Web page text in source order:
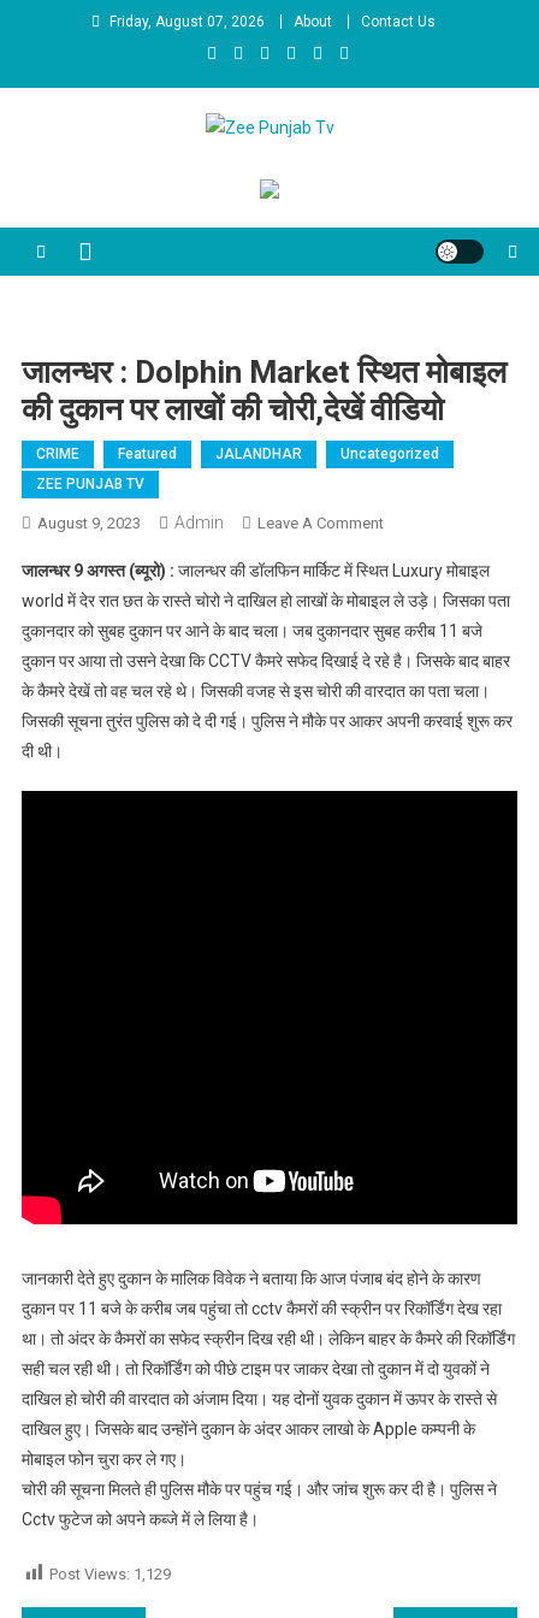
Skip to contentFriday, August 07, 2026 About Contact Us
Zee Punjab Tv
जालन्धर : Dolphin Market स्थित मोबाइल
की दुकान पर लाखों की चोरी,देखें वीडियो
CRIME Featured JALANDHAR
Uncategorized
ZEE PUNJAB TV
August 9, 2023 Admin Leave A CommentOn जालन्धर :
स्थित मोबाइल की दुकान
पर लाखों की चोरी,देखें
वीडियो
जालन्धर 9 अगस्त (ब्यूरो) : जालन्धर की डॉलफिन मार्किट में स्थित Luxury मोबाइल
world में देर रात छत के रास्ते चोरो ने दाखिल हो लाखों के मोबाइल ले उड़े। जिसका पता
दुकानदार को सुबह दुकान पर आने के बाद चला। जब दुकानदार सुबह करीब 11 बजे
दुकान पर आया तो उसने देखा कि CCTV कैमरे सफेद दिखाई दे रहे है। जिसके बाद बाहर
के कैमरे देखें तो वह चल रहे थे। जिसकी वजह से इस चोरी की वारदात का पता चला।
जिसकी सूचना तुरंत पुलिस को दे दी गई। पुलिस ने मौके पर आकर अपनी करवाई शुरू कर
दी थी।
जानकारी देते हुए दुकान के मालिक विवेक ने बताया कि आज पंजाब बंद होने के कारण
दुकान पर 11 बजे के करीब जब पहुंचा तो cctv कैमरों की स्क्रीन पर रिकॉर्डिंग देख रहा
था। तो अंदर के कैमरों का सफेद स्क्रीन दिख रही थी। लेकिन बाहर के कैमरे की रिकॉर्डिंग
सही चल रही थी। तो रिकॉर्डिंग को पीछे टाइम पर जाकर देखा तो दुकान में दो युवकों ने
दाखिल हो चोरी की वारदात को अंजाम दिया। यह दोनों युवक दुकान में ऊपर के रास्ते से
दाखिल हुए। जिसके बाद उन्होंने दुकान के अंदर आकर लाखो के Apple कम्पनी के
मोबाइल फोन चुरा कर ले गए।
चोरी की सूचना मिलते ही पुलिस मौके पर पहुंच गई। और जांच शुरू कर दी है। पुलिस ने
Cctv फुटेज को अपने कब्जे में ले लिया है।
Post Views: 1,129